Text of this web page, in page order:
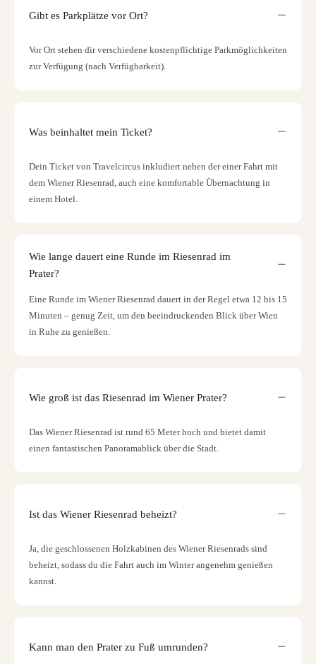
Gibt es Parkplätze vor Ort?
Vor Ort stehen dir verschiedene kostenpflichtige Parkmöglichkeiten
zur Verfügung (nach Verfügbarkeit).
Was beinhaltet mein Ticket?
Dein Ticket von Travelcircus inkludiert neben der einer Fahrt mit
dem Wiener Riesenrad, auch eine komfortable Übernachtung in
einem Hotel.
Wie lange dauert eine Runde im Riesenrad im
Prater?
Eine Runde im Wiener Riesenrad dauert in der Regel etwa 12 bis 15
Minuten – genug Zeit, um den beeindruckenden Blick über Wien
in Ruhe zu genießen.
Wie groß ist das Riesenrad im Wiener Prater?
Das Wiener Riesenrad ist rund 65 Meter hoch und bietet damit
einen fantastischen Panoramablick über die Stadt.
Ist das Wiener Riesenrad beheizt?
Ja, die geschlossenen Holzkabinen des Wiener Riesenrads sind
beheizt, sodass du die Fahrt auch im Winter angenehm genießen
kannst.
Kann man den Prater zu Fuß umrunden?